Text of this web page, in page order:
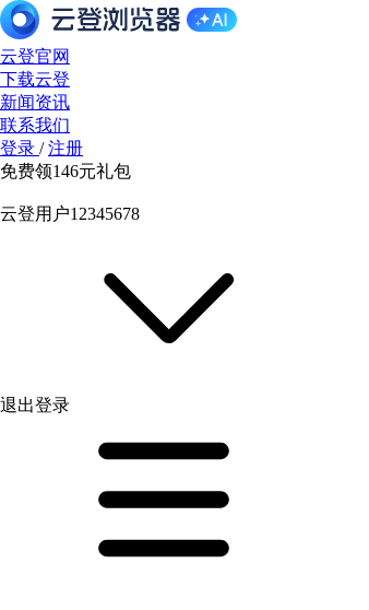
云登官网
下载云登
新闻资讯
联系我们
登录 /注册
免费领146元礼包
云登用户12345678
退出登录